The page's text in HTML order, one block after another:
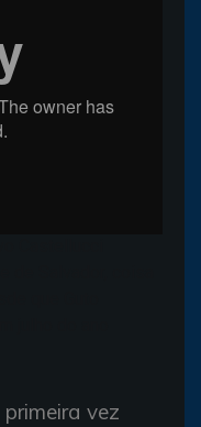
primeira vez